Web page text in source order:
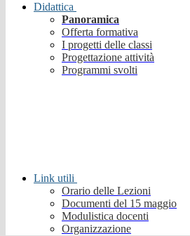
Didattica
Panoramica
Offerta formativa
I progetti delle classi
Progettazione attività
Programmi svolti
Link utili
Orario delle Lezioni
Documenti del 15 maggio
Modulistica docenti
Organizzazione